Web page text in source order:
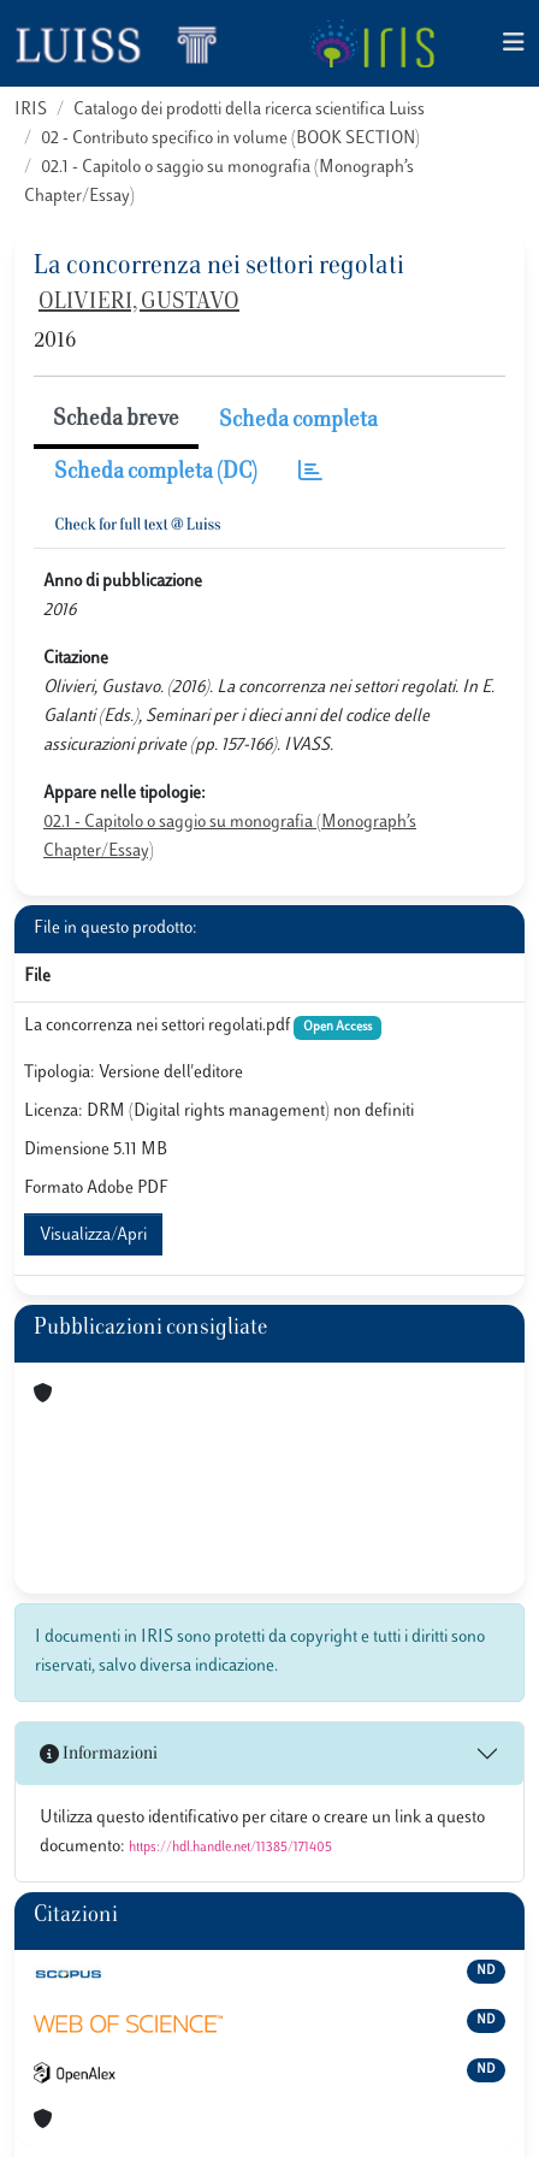
IRIS
Catalogo dei prodotti della ricerca scientifica Luiss
02 - Contributo specifico in volume (BOOK SECTION)
02.1 - Capitolo o saggio su monografia (Monograph’s
Chapter/Essay)
La concorrenza nei settori regolati
OLIVIERI, GUSTAVO
2016
Scheda breve Scheda completa
Scheda completa (DC)
Anno di pubblicazione
2016
Citazione
Olivieri, Gustavo. (2016). La concorrenza nei settori regolati. In E.
Galanti (Eds.), Seminari per i dieci anni del codice delle
assicurazioni private (pp. 157-166). IVASS.
Appare nelle tipologie:
02.1 - Capitolo o saggio su monografia (Monograph’s
Chapter/Essay)
File in questo prodotto:
File
La concorrenza nei settori regolati.pdf Open Access
Tipologia: Versione dell'editore
Licenza: DRM (Digital rights management) non definiti
Dimensione 5.11 MB
Formato Adobe PDF
Visualizza/Apri
Pubblicazioni consigliate
I documenti in IRIS sono protetti da copyright e tutti i diritti sono
riservati, salvo diversa indicazione.
Informazioni
Utilizza questo identificativo per citare o creare un link a questo
documento: https://hdl.handle.net/11385/171405
Citazioni
ND
ND
ND